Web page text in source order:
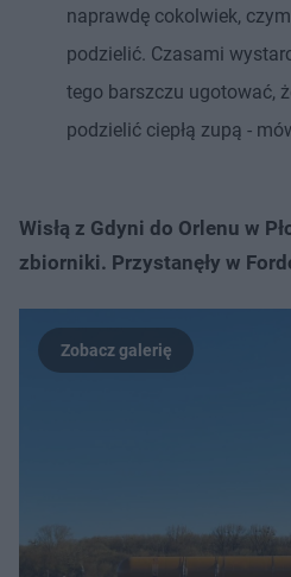
naprawdę cokolwiek,
podzielić. Czasami
tego barszczu ugotować,
podzielić ciepłą zupą -
Wisłą z Gdyni do Orlenu w
zbiorniki. Przystanęły w